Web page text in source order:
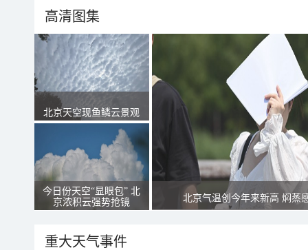
高清图集
北京天空现鱼鳞云景观
今日份天空“显眼包” 北
京浓积云强势抢镜
北京气温创今年来新高 焖蒸
重大天气事件